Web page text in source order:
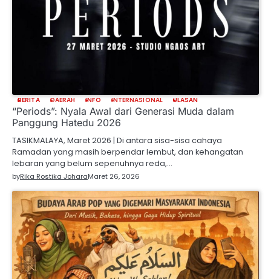
BERITA DAERAH INFO INTERNASIONAL ULASAN
“Periods”: Nyala Awal dari Generasi Muda dalam
Panggung Hatedu 2026
TASIKMALAYA, Maret 2026 | Di antara sisa-sisa cahaya
Ramadan yang masih berpendar lembut, dan kehangatan
lebaran yang belum sepenuhnya reda,…
byRika Rostika JoharaMaret 26, 2026